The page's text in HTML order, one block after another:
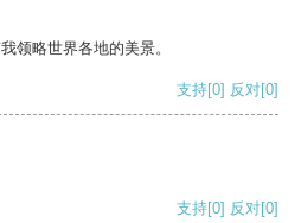
领略世界各地的美景。
支持[0] 反对[0]
支持[0] 反对[0]